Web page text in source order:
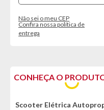
Não sei o meu CEP
Confira nossa política de
entrega
CONHEÇA O
Scooter Elétrica